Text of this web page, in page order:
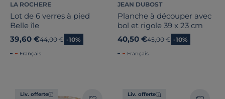
LA ROCHERE
Lot de 6 verres à pied
Belle île
39,60 €Ancien prix
44,00 € -10%
Français
JEAN DUBOST
Planche à découper avec
bol et rigole 39 x 23 cm
40,50 €Ancien prix
45,00 € -10%
Français
Liv. offerte Liv. offerte